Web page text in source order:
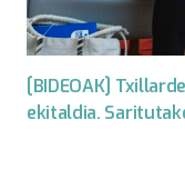
[BIDEOAK]
ekitaldia.